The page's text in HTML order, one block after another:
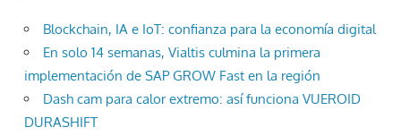
Blockchain, IA e IoT: confianza para la economía digital
En solo 14 semanas, Vialtis culmina la primera
implementación de SAP GROW Fast en la región
Dash cam para calor extremo: así funciona VUEROID
DURASHIFT